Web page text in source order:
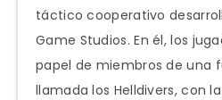
táctico cooperativo
Game Studios. En él, los
papel de miembros de una
llamada los Helldivers, con